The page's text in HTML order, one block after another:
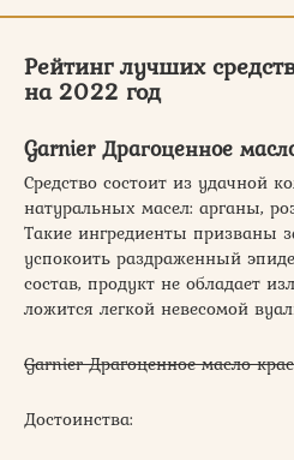
Рейтинг лучших
на 2022 год
Garnier Драгоценное
Средство состоит из удачной
натуральных масел: арганы,
Такие ингредиенты призваны
успокоить раздраженный
состав, продукт не обладает
ложится легкой невесомой
Garnier Драгоценное масло
Достоинства: